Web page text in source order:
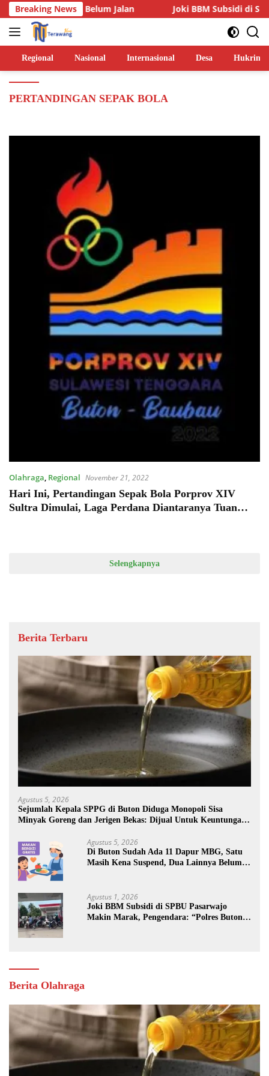
Langsung
ke
konten
Breaking News
Lainnya Belum Jalan Joki BBM Subsidi di SPBU
Regional Nasional Internasional Desa Hukrim
PERTANDINGAN SEPAK BOLA
Olahraga, Regional November 21, 2022
Hari Ini, Pertandingan Sepak Bola Porprov XIV
Sultra Dimulai, Laga Perdana Diantaranya Tuan
Selengkapnya
Berita Terbaru
Agustus 5, 2026
Sejumlah Kepala SPPG di Buton Diduga Monopoli Sisa
Minyak Goreng dan Jerigen Bekas: Dijual Untuk Keuntungan
Agustus 5, 2026
Di Buton Sudah Ada 11 Dapur MBG, Satu
Masih Kena Suspend, Dua Lainnya Belum
Agustus 1, 2026
Joki BBM Subsidi di SPBU Pasarwajo
Makin Marak, Pengendara: “Polres Buton
Berita Olahraga